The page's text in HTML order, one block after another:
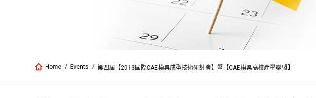
Home / Events / 第四屆【2013國際CAE模具成型技術研討會】暨【CAE模具高校產學聯盟】